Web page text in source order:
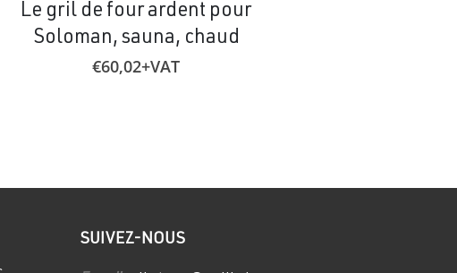
Le gril de four ardent pour
Soloman, sauna, chaud
€60,02+VAT
SUIVEZ-NOUS